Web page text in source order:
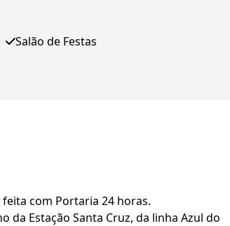
Salão de Festas
com Portaria 24 horas.
Estação Santa Cruz, da linha Azul do